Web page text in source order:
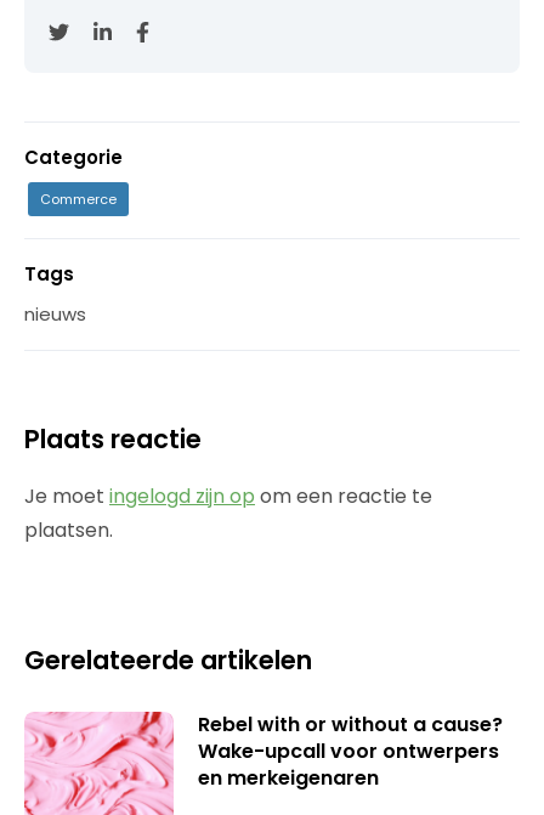
Categorie
Commerce
Tags
nieuws
Plaats reactie
Je moet ingelogd zijn op om een reactie te
plaatsen.
Gerelateerde artikelen
Rebel with or without a cause?
Wake-upcall voor ontwerpers
en merkeigenaren